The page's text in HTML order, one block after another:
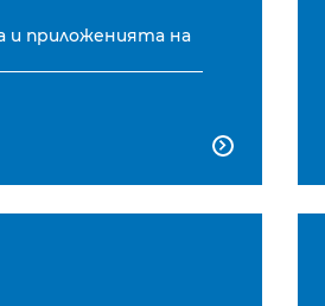
и приложенията на
